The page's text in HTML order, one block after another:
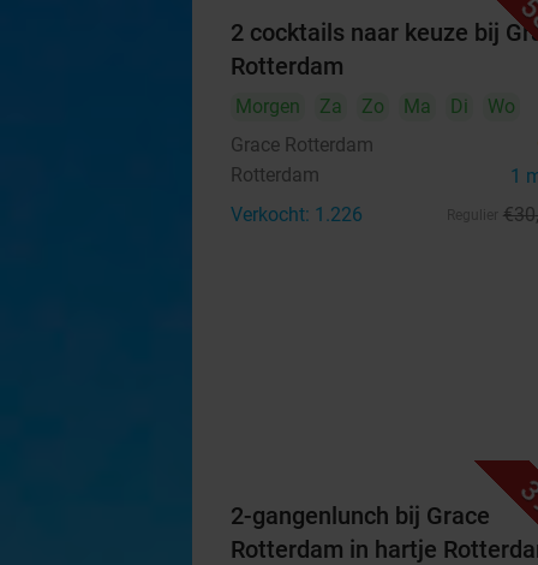
2 cocktails naar keuze bij
Rotterdam
Morgen Za Zo Ma Di
Wo
Grace Rotterdam
Rotterdam 1
Verkocht: 1.226 €30
2-gangenlunch bij Grace
Rotterdam in hartje